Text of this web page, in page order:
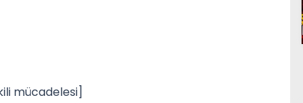
mücadelesi]